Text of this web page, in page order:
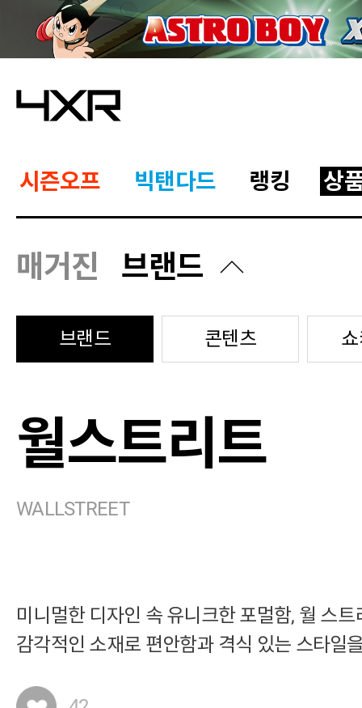
시즌오프 빅탠다드 랭킹 상
매거진 브랜드
브랜드 콘텐츠
월스트리트
WALLSTREET
미니멀한 디자인 속 유니크한 포멀함, 월 스
감각적인 소재로 편안함과 격식 있는 스타일